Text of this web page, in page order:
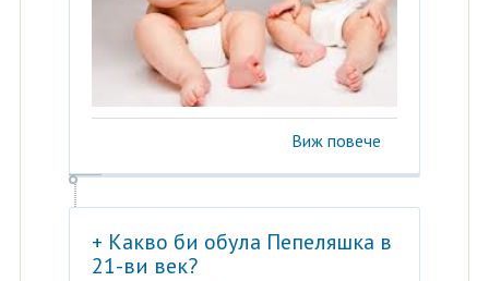
Виж повече
+ Какво би обула Пепеляшка в
21-ви век?